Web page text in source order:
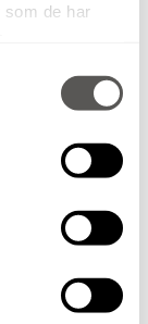
som de har
60